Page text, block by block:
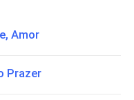
Amor
Prazer